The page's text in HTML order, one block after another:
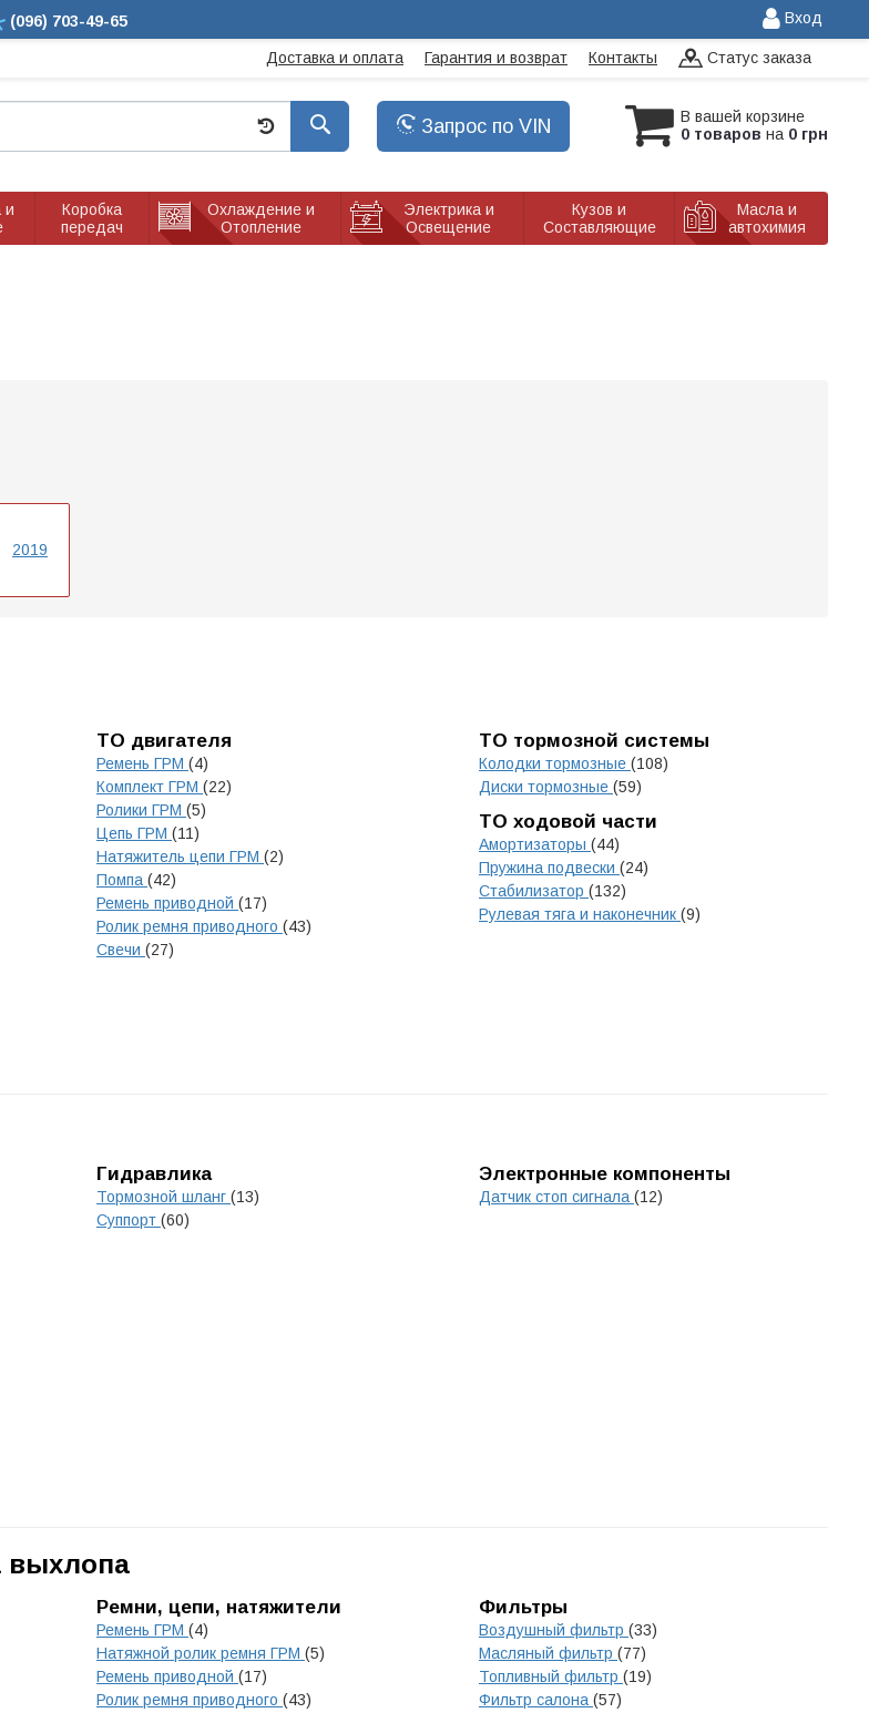
(096) 703-49-65 Вход
Доставка и оплата Гарантия и возврат Контакты Статус заказа
В вашей корзине
0 товаров на 0 грн
Запрос по VIN
и
Коробка
передач
Охлаждение и
Отопление
Электрика и
Освещение
Кузов и
Составляющие
Масла и
автохимия
2019
ТО двигателя
Ремень ГРМ (4)
Комплект ГРМ (22)
Ролики ГРМ (5)
Цепь ГРМ (11)
Натяжитель цепи ГРМ (2)
Помпа (42)
Ремень приводной (17)
Ролик ремня приводного (43)
Свечи (27)
ТО тормозной системы
Колодки тормозные (108)
Диски тормозные (59)
ТО ходовой части
Амортизаторы (44)
Пружина подвески (24)
Стабилизатор (132)
Рулевая тяга и наконечник (9)
Гидравлика
Тормозной шланг (13)
Суппорт (60)
Электронные компоненты
Датчик стоп сигнала (12)
выхлопа
Ремни, цепи, натяжители
Ремень ГРМ (4)
Натяжной ролик ремня ГРМ (5)
Ремень приводной (17)
Ролик ремня приводного (43)
Фильтры
Воздушный фильтр (33)
Масляный фильтр (77)
Топливный фильтр (19)
Фильтр салона (57)